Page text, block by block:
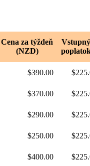
Cena za týždeň
(NZD)
Vstupný
$390.00
$370.00
$290.00
$250.00
$400.00